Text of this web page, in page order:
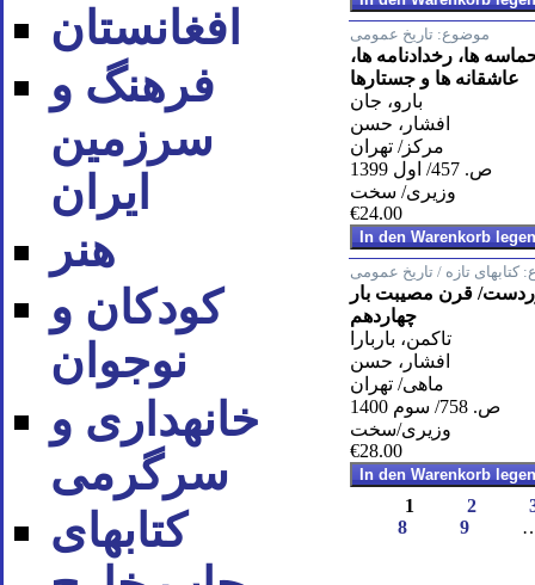
افغانستان
فرهنگ و
سرزمین
ایران
هنر
کودکان و
نوجوان
خانه‪داری و
سرگرمی
کتاب‪های
موضوع: تاریخ عمومی
ها، رخدادنامه ها،
عاشقانه ها و جستارها
بارو، جان
افشار، حسن
مرکز/ تهران
ص. 457/ اول 1399
وزیری/ سخت
€24.00
کتابهای تازه / تاریخ عمومی
قرن مصیبت بار
چهاردهم
تاکمن، باربارا
افشار، حسن
ماهی/ تهران
ص. 758/ سوم 1400
وزیری/سخت
€28.00
1 2
8
9